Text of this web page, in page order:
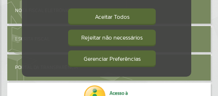
Por favor, aguarde...
Por favor, aguarde...
NOTA FISCAL ELETRÔNICA
ESCRITA FISCAL
PORTAL DA TRANSPARÊNCIA
Aceitar Todos
Rejeitar não necessários
Gerenciar Preferências
Isto significa que diversos recursos
providenciados poderão não estar